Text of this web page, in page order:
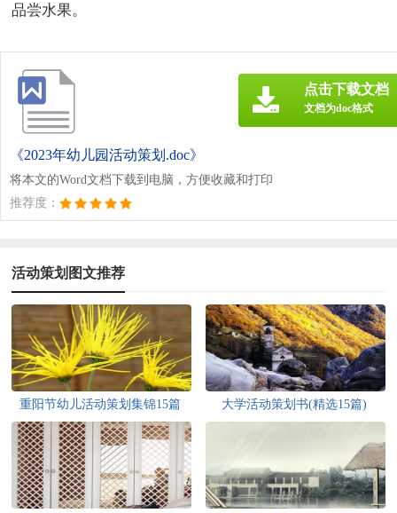
品尝水果。
《2023年幼儿园活动策划.doc》
将本文的Word文档下载到电脑，方便收藏和打印
推荐度：
点击下载文档
文档为doc格式
活动策划图文推荐
重阳节幼儿活动策划集锦15篇 大学活动策划书(精选15篇)